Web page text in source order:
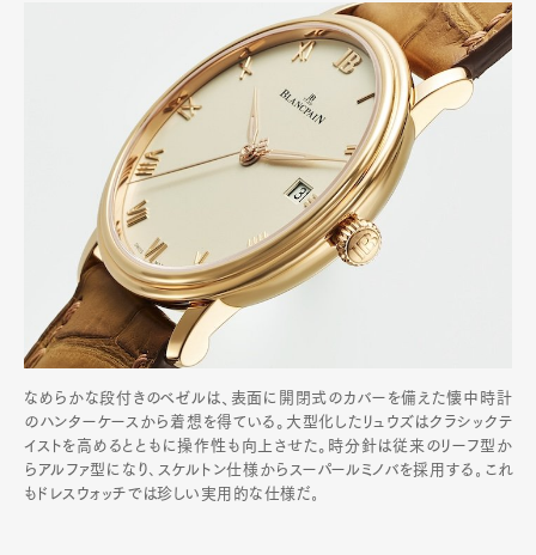
なめらかな段付きのベゼルは、表面に開閉式のカバーを備えた懐中時計
のハンターケースから着想を得ている。大型化したリュウズはクラシックテ
イストを高めるとともに操作性も向上させた。時分針は従来のリーフ型か
らアルファ型になり､スケルトン仕様からスーパールミノバを採用する｡これ
もドレスウォッチでは珍しい実用的な仕様だ｡